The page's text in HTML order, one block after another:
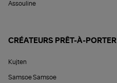
Assouline
CRÉATEURS PRÊT-À-PORTER
Kujten
Samsoe Samsoe